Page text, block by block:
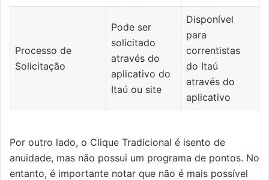
Processo de
Solicitação
Pode ser
solicitado
através do
aplicativo do
Itaú ou site
Disponível
para
correntistas
do Itaú
através do
aplicativo
Por outro lado, o Clique Tradicional é isento de
anuidade, mas não possui um programa de pontos. No
entanto, é importante notar que não é mais possível